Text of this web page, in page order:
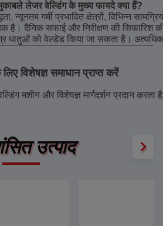
लेजर वेल्डिंग के मुख्य फायदे क्या हैं?
न्यूनतम गर्मी प्रभावित क्षेत्रों, विभिन्न
है। दैनिक सफाई और निरीक्षण की सिफारिश
धातुओं को वेल्डेड किया जा सकता है। अत्यधिक
विशेषज्ञ समाधान प्राप्त करें
मशीन और विशेषज्ञ मार्गदर्शन प्रदान
उत्पाद